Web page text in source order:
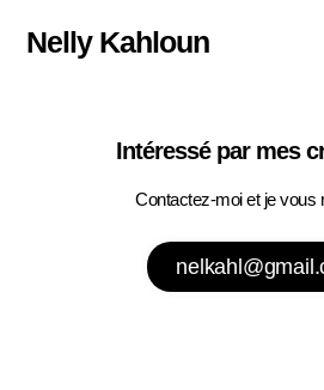
Nelly Kahloun
Intéressé par mes
Contactez-moi et je vous